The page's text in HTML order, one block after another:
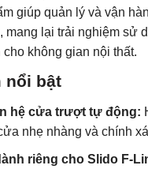
giúp quản lý và vận
mang lại trải nghiệm sử
không gian nội thất.
nổi bật
hệ cửa trượt tự động:
nhẹ nhàng và chính
riêng cho Slido F-